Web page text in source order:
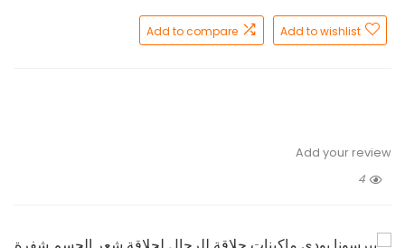
Add to wishlist
Add to compare
Add your review
4